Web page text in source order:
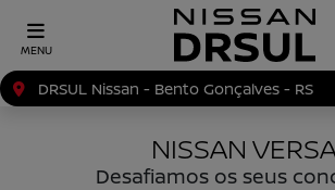
MENU
DRSUL Nissan - Bento Gonçalves - RS
NISSAN
Desafiamos os seus